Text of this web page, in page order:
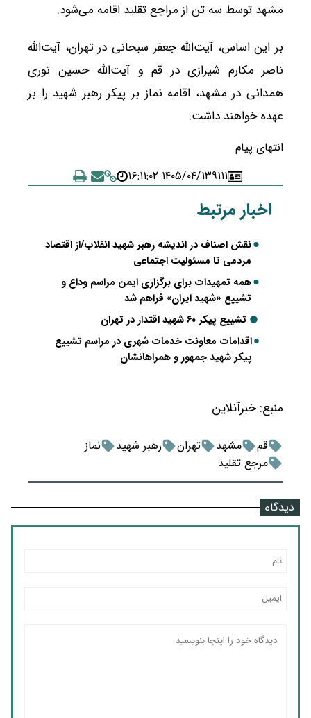
مشهد توسط سه تن از مراجع تقلید اقامه می‌شود.
بر این اساس، آیت‌الله جعفر سبحانی در تهران، آیت‌الله
ناصر مکارم شیرازی در قم و آیت‌الله حسین نوری
همدانی در مشهد، اقامه نماز بر پیکر رهبر شهید را بر
عهده خواهند داشت.
انتهای پیام
۹۱۱۱۱۴۰۵/۰۴/۱۳ ۱۶:۱۱:۰۲
اخبار مرتبط
نقش اصناف در اندیشه رهبر شهید انقلاب/از اقتصاد
مردمی تا مسئولیت اجتماعی
همه تمهیدات برای برگزاری ایمن مراسم وداع و
تشییع «شهید ایران» فراهم شد
تشییع پیکر ۶۰ شهید اقتدار در تهران
اقدامات معاونت خدمات شهری در مراسم تشییع
پیکر شهید جمهور و همراهانشان
منبع: خبرآنلاین
قم مشهد تهران رهبر شهید
نماز
مرجع تقلید
دیدگاه